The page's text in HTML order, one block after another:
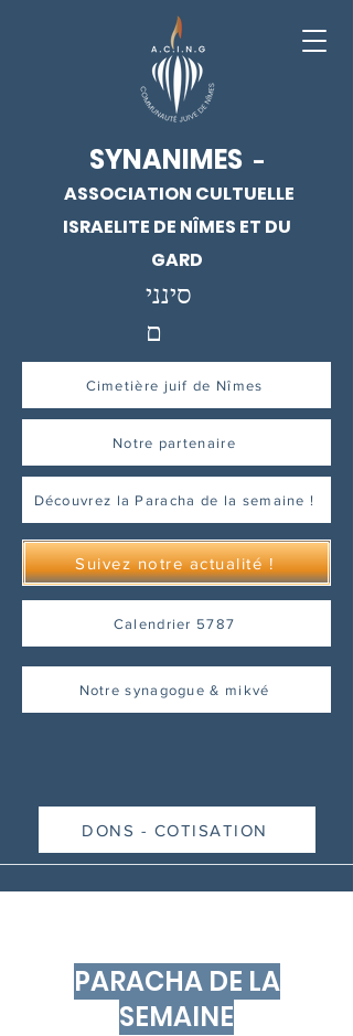
SYNANIMES -
ASSOCIATION CULTUELLE
ISRAELITE DE NÎMES ET DU
GARD
סינני
ם
Cimetière juif de Nîmes
Notre partenaire
Découvrez la Paracha de la semaine !
Suivez notre actualité !
Calendrier 5787
Notre synagogue & mikvé
DONS - COTISATION
PARACHA DE LA
SEMAINE